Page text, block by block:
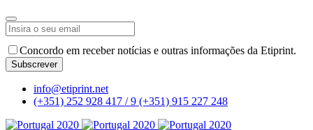
Concordo em receber notícias e outras informações da Etiprint.
Subscrever
Name
*
info@etiprint.net
(+351) 252 928 417 / 9 (+351) 915 227 248